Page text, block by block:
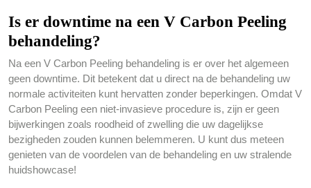
Is er downtime na een V Carbon Peeling
behandeling?
Na een V Carbon Peeling behandeling is er over het algemeen
geen downtime. Dit betekent dat u direct na de behandeling uw
normale activiteiten kunt hervatten zonder beperkingen. Omdat V
Carbon Peeling een niet-invasieve procedure is, zijn er geen
bijwerkingen zoals roodheid of zwelling die uw dagelijkse
bezigheden zouden kunnen belemmeren. U kunt dus meteen
genieten van de voordelen van de behandeling en uw stralende
huidshowcase!